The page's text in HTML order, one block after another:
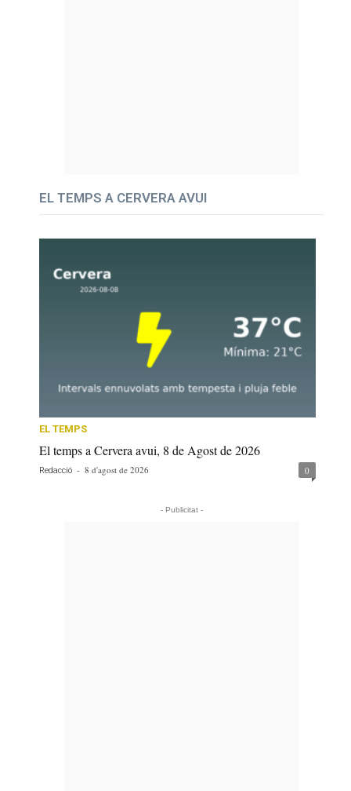
EL TEMPS A CERVERA AVUI
EL TEMPS
El temps a Cervera avui, 8 de Agost de 2026
Redacció - 8 d'agost de 2026 0
- Publicitat -